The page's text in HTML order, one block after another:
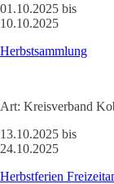
01.10.2025 bis
10.10.2025
Herbstsammlung
Art: Kreisverband
13.10.2025 bis
24.10.2025
Herbstferien